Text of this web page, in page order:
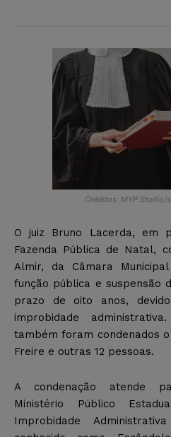
Créditos: MYP Studio/
O juiz Bruno Lacerda, em
Fazenda Pública de Natal,
Almir, da Câmara
função pública e suspensão
prazo de oito anos,
improbidade
também foram condenados
Freire e outras 12 pessoas.
A condenação atende
Ministério Público
Improbidade